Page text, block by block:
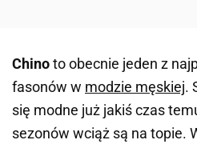
Chinoto obecnie jeden z
fasonów w modzie męskiej.
się modne już jakiś czas
sezonów wciąż są na topie.